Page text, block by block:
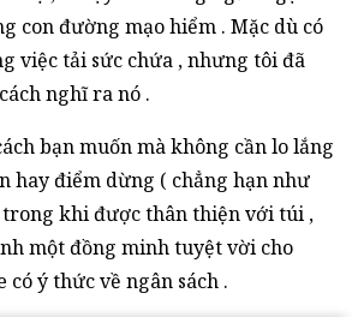
con đường mạo hiểm . Mặc dù có
việc tải sức chứa , nhưng tôi đã
nghĩ ra nó .
bạn muốn mà không cần lo lắng
hay điểm dừng ( chẳng hạn như
khi được thân thiện với túi ,
một đồng minh tuyệt vời cho
ý thức về ngân sách .